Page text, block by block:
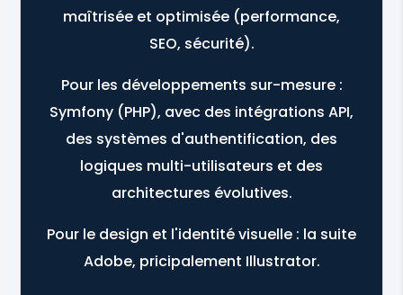
maîtrisée et optimisée (performance,
SEO, sécurité).
Pour les développements sur-mesure :
Symfony (PHP), avec des intégrations API,
des systèmes d'authentification, des
logiques multi-utilisateurs et des
architectures évolutives.
Pour le design et l'identité visuelle : la suite
Adobe, pricipalement Illustrator.